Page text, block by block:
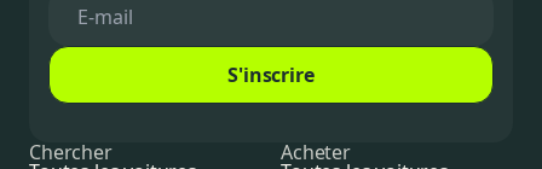
S'inscrire
Chercher Acheter